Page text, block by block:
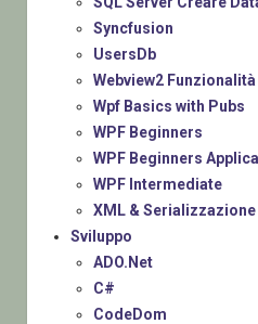
Syncfusion
UsersDb
Webview2 Funzionalità
Wpf Basics with Pubs
WPF Beginners
WPF Beginners
WPF Intermediate
XML & Serializzazione
Sviluppo
ADO.Net
C#
CodeDom